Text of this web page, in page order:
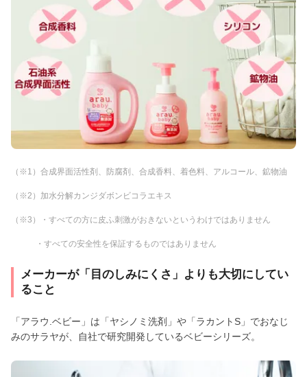
（※1）合成界面活性剤、防腐剤、合成香料、着色料、アルコール、鉱物油
（※2）加水分解カンジダボンビコラエキス
（※3）・すべての方に皮ふ刺激がおきないというわけではありません
・すべての安全性を保証するものではありません
メーカーが「目のしみにくさ」よりも大切にしてい
ること
「アラウ.ベビー」は「ヤシノミ洗剤」や「ラカントS」でおなじ
みのサラヤが、自社で研究開発しているベビーシリーズ。